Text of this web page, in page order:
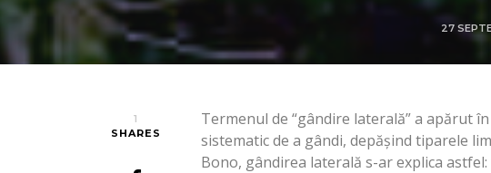
27
1
SHARES
Termenul de “gândire laterală” a apărut
sistematic de a gândi, depășind tiparele
Bono, gândirea laterală s-ar explica